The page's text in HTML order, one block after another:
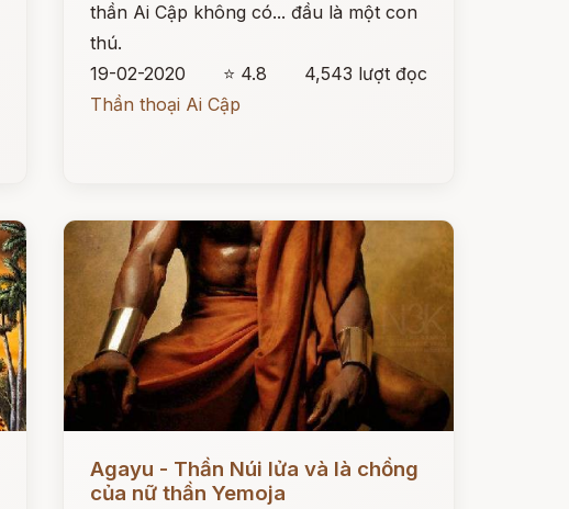
thần Ai Cập không có... đầu là một con
thú.
19-02-2020
⭐ 4.8
4,543 lượt đọc
Thần thoại Ai Cập
Agayu - Thần Núi lửa và là chồng
của nữ thần Yemoja